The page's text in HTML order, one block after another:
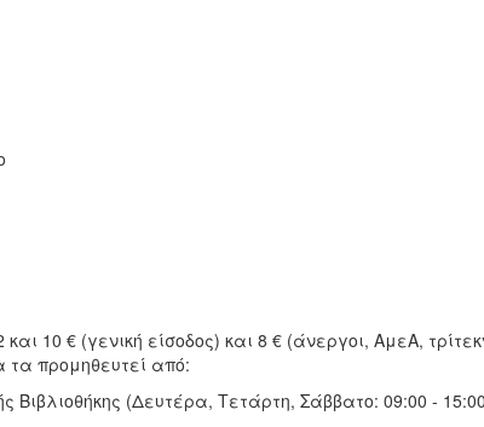
10 € (γενική είσοδος) και 8 € (άνεργοι, ΑμεΑ,
τα προμηθευτεί από:
(Δευτέρα, Τετάρτη, Σάββατο: 09:00 -